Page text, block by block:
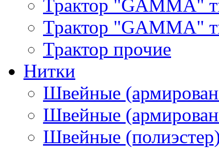
Трактор "GAMMA"
Трактор "GAMMA"
Трактор прочие
Нитки
Швейные
Швейные
Швейные